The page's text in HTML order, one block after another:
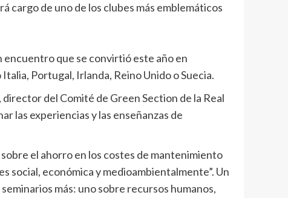
cargo de uno de los clubes más emblemáticos
encuentro que se convirtió este año en
Portugal, Irlanda, Reino Unido o Suecia.
del Comité de Green Section de la Real
las experiencias y las enseñanzas de
el ahorro en los costes de mantenimiento
social, económica y medioambientalmente”. Un
más: uno sobre recursos humanos,